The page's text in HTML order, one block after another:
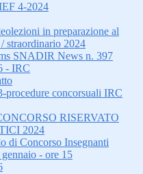
4-2024
in preparazione al
straordinario 2024
SNADIR News n. 397
- IRC
concorsuali IRC
RISERVATO
2024
di Concorso Insegnanti
- ore 15